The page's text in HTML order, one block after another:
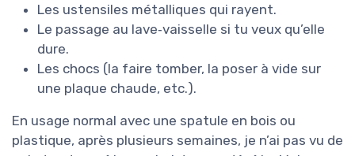
Les ustensiles métalliques qui rayent.
Le passage au lave‑vaisselle si tu veux qu’elle
dure.
Les chocs (la faire tomber, la poser à vide sur
une plaque chaude, etc.).
En usage normal avec une spatule en bois ou
plastique, après plusieurs semaines, je n’ai pas vu de